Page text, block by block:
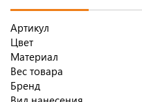
Артикул
Цвет
Материал
Вес товара
Бренд